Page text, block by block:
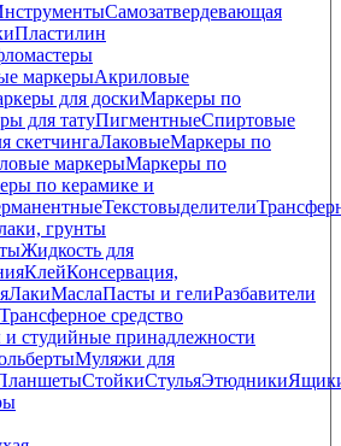
Самозатвердевающая
Пластилин
маркерыАкриловые
для доскиМаркеры по
для татуПигментныеCпиртовые
скетчингаЛаковыеМаркеры по
маркерыМаркеры по
по керамике и
Текстовыделители
грунты
Жидкость для
КлейКонсервация,
ЛакиМаслаПасты и гелиРазбавители
Трансферное средство
студийные принадлежности
Муляжи для
СтойкиСтульяЭтюдники